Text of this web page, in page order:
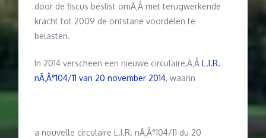
door de fiscus beslist omÃ‚Â met terugwerkende
kracht tot 2009 de ontstane voordelen te
belasten.
In 2014 verscheen een nieuwe circulaire,Ã‚ÂL.I.R.
nÃ‚Â°104/11 van 20 november 2014, waarin
a nouvelle circulaire L.I.R. nÃ‚Â°104/11 du 20